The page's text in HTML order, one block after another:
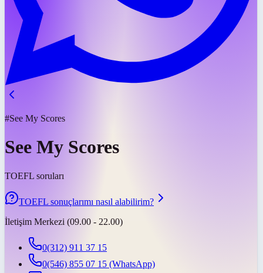
#See My Scores
See My Scores
TOEFL soruları
TOEFL sonuçlarımı nasıl alabilirim?
İletişim Merkezi (09.00 - 22.00)
0(312) 911 37 15
0(546) 855 07 15 (WhatsApp)